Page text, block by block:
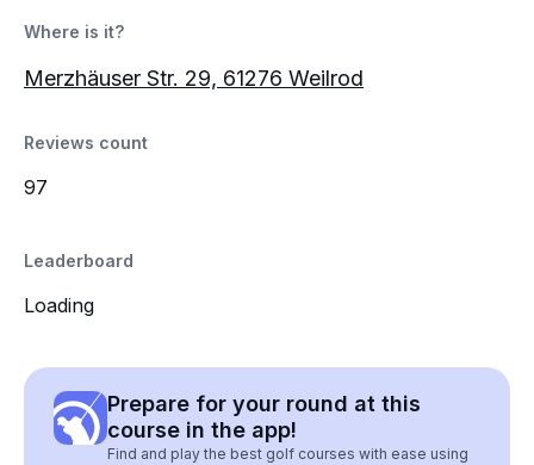
Where is it?
Merzhäuser Str. 29, 61276 Weilrod
Reviews count
97
Leaderboard
Loading
Prepare for your round at this
course in the app!
Find and play the best golf courses with ease using